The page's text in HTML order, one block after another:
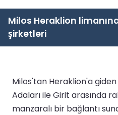
Milos Heraklion
şirketleri
Milos'tan Heraklion'a
Adaları ile Girit arasında
manzaralı bir bağlantı